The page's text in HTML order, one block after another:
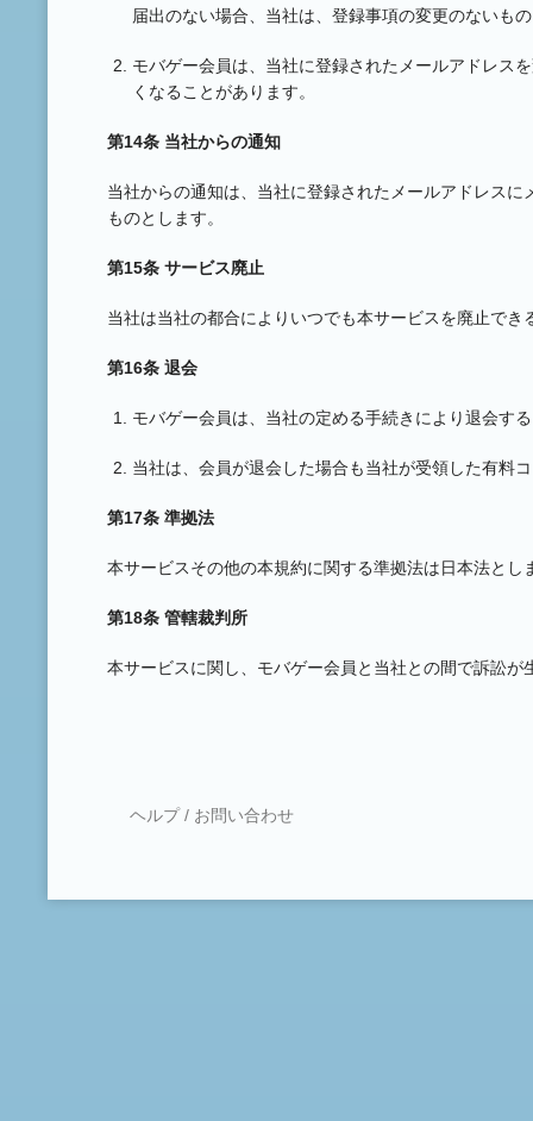
届出のない場合、当社は、登録事項の変更のないも
モバゲー会員は、当社に登録されたメールアドレス
くなることがあります。
第14条 当社からの通知
当社からの通知は、当社に登録されたメールアドレス
ものとします。
第15条 サービス廃止
当社は当社の都合によりいつでも本サービスを廃止でき
第16条 退会
モバゲー会員は、当社の定める手続きにより退会す
当社は、会員が退会した場合も当社が受領した有料
第17条 準拠法
本サービスその他の本規約に関する準拠法は日本法とし
第18条 管轄裁判所
本サービスに関し、モバゲー会員と当社との間で訴訟
ヘルプ / お問い合わせ